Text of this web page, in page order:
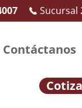
Sucursal
Contáctanos